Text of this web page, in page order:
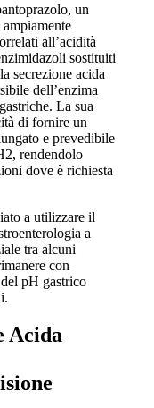
un
all’acidità
sostituiti
secrezione acida
dell’enzima
La sua
di fornire un
e prevedibile
rendendolo
dove è richiesta
a utilizzare il
a
tra alcuni
con
pH gastrico
Acida